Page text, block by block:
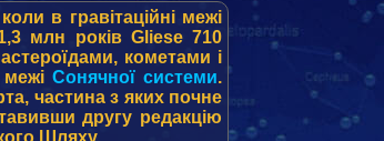
в гравітаційні межі
млн років Gliese 710
кометами і
межіСонячної системи.
частина з яких почне
другу редакцію
Шляху.